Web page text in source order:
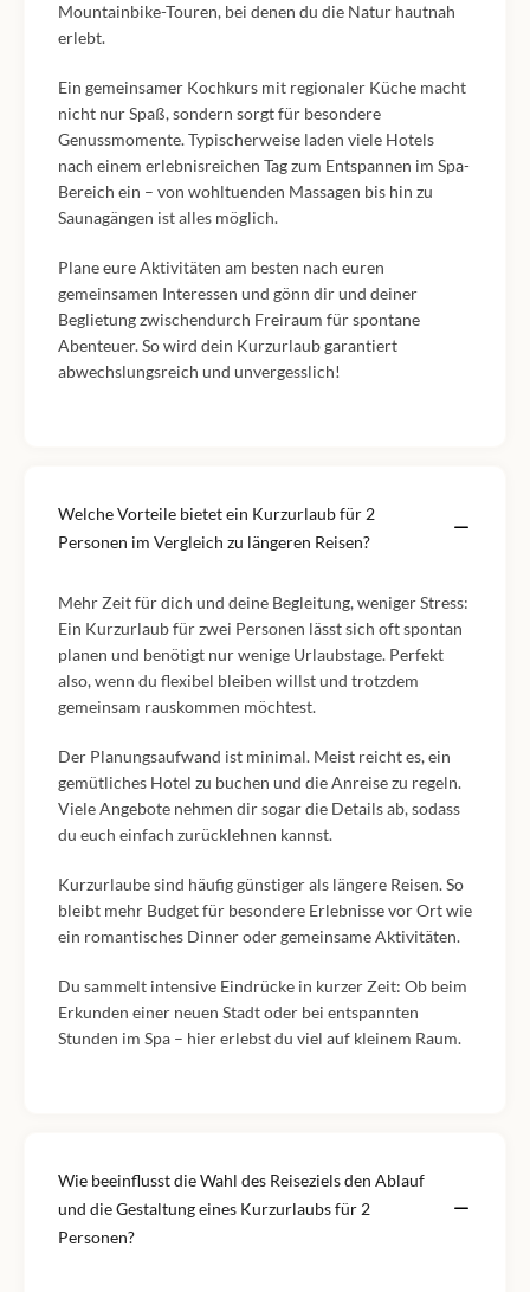
Mountainbike-Touren, bei denen du die Natur hautnah
erlebt.
Ein gemeinsamer Kochkurs mit regionaler Küche macht
nicht nur Spaß, sondern sorgt für besondere
Genussmomente. Typischerweise laden viele Hotels
nach einem erlebnisreichen Tag zum Entspannen im Spa-
Bereich ein – von wohltuenden Massagen bis hin zu
Saunagängen ist alles möglich.
Plane eure Aktivitäten am besten nach euren
gemeinsamen Interessen und gönn dir und deiner
Beglietung zwischendurch Freiraum für spontane
Abenteuer. So wird dein Kurzurlaub garantiert
abwechslungsreich und unvergesslich!
Welche Vorteile bietet ein Kurzurlaub für 2
Personen im Vergleich zu längeren Reisen?
Mehr Zeit für dich und deine Begleitung, weniger Stress:
Ein Kurzurlaub für zwei Personen lässt sich oft spontan
planen und benötigt nur wenige Urlaubstage. Perfekt
also, wenn du flexibel bleiben willst und trotzdem
gemeinsam rauskommen möchtest.
Der Planungsaufwand ist minimal. Meist reicht es, ein
gemütliches Hotel zu buchen und die Anreise zu regeln.
Viele Angebote nehmen dir sogar die Details ab, sodass
du euch einfach zurücklehnen kannst.
Kurzurlaube sind häufig günstiger als längere Reisen. So
bleibt mehr Budget für besondere Erlebnisse vor Ort wie
ein romantisches Dinner oder gemeinsame Aktivitäten.
Du sammelt intensive Eindrücke in kurzer Zeit: Ob beim
Erkunden einer neuen Stadt oder bei entspannten
Stunden im Spa – hier erlebst du viel auf kleinem Raum.
Wie beeinflusst die Wahl des Reiseziels den Ablauf
und die Gestaltung eines Kurzurlaubs für 2
Personen?